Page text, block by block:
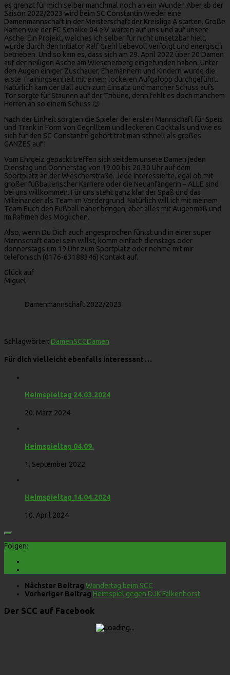
es grenzt für mich selber manchmal noch an ein Wunder. Aber ab der
Saison 2022/2023 wird beim SC Constantin wieder eine
Damenmannschaft in der Meisterschaft der Kreisliga A starten. Große
Namen wie der FC Schalke 04 e.V. warten auf uns und auf unsere
Asche. Ein Projekt, welches ich selber für nicht umsetzbar hielt,
wurde durch den Initiator Ralf Grehl liebevoll verfolgt und energisch
betrieben. Und so kam es, dass sich am 29. April 2022 über 20 Damen
auf der heiligen Asche am Wiescherberg eingefunden haben. Unter
den Augen einiger Zuschauer, Ehemännern und Kindern wurde die
erste Trainingseinheit mit einem lockeren Aufgalopp durchgeführt.
Natürlich kam der Ball auch zum Einsatz und mancher Schuss aufs
Tor sorgte für Staunen auf der Tribüne, denn fehlt es doch manchem
Herren an so einem Schuss 😉
Nach der Einheit sorgten die Spieler der ersten Mannschaft für Speis
und Trank in Form von Gegrilltem und leckeren Cocktails und wie es
sich für den SC Constantin gehört trat man schnell als großes
GANZES auf !
Vom Ehrgeiz gepackt treffen sich seitdem unsere Damen jeden
Dienstag und Donnerstag von 19.00 bis 20.30 Uhr auf dem
Sportplatz an der Wiescherstraße. Jede Interessierte, egal ob mit
großer fußballerischer Karriere oder die Neuanfängerin – ALLE sind
bei uns willkommen. Für uns steht ganz klar der Spaß und das
Miteinander als Team im Vordergrund. Natürlich will ich mit meinem
Team Euch den Fußball näher bringen, aber alles mit Augenmaß und
im Rahmen des Möglichen.
Also, wenn Du Dich auch angesprochen fühlst und in einer super
Mannschaft dabei sein willst, komm einfach dienstags oder
donnerstags um 19 Uhr zum Sportplatz oder nehme mit mir
telefonisch (0176-63188346) Kontakt auf.
Glück auf
Miguel
Damenmannschaft 2022/2023
Schlagwörter: DamenSCCDamen
Für dich vielleicht ebenfalls interessant …
Heimspieltag 24.03.2024
20. März 2024
Heimspieltag 04.09.
1. September 2022
Heimspieltag 14.04.2024
10. April 2024
Folgen:
Nächster Beitrag Wandertag beim SCC
Vorheriger Beitrag Heimspiel gegen DJK Falkenhorst
Der SCC auf Facebook